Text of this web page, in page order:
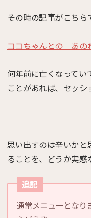
その時の記事がこちら
ココちゃんとの あの
何年前に亡くなってい
ことがあれば、セッシ
思い出すのは辛いかと
ることを、どうか実感
追記
通常メニューとなり